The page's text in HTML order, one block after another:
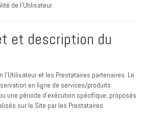
de l’Utilisateur.
et description du
l’Utilisateur et les Prestataires partenaires. Le
en ligne de services/produits
une période d'exécution spécifique, proposés
sur le Site par les Prestataires